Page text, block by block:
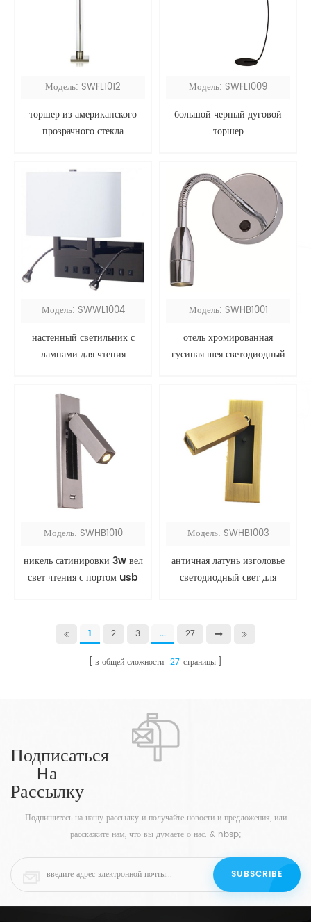
Модель: SWFL1012
торшер из американского
прозрачного стекла
Модель: SWFL1009
большой черный дуговой
торшер
Модель: SWWL1004
настенный светильник с
лампами для чтения
Модель: SWHB1001
отель хромированная
гусиная шея светодиодный
Модель: SWHB1010
никель сатинировки 3w вел
свет чтения с портом usb
Модель: SWHB1003
античная латунь изголовье
светодиодный свет для
1 2 3 ... 27
в общей сложности 27 страницы
Подписаться
На
Рассылку
Подпишитесь на нашу рассылку и получайте новости и предложения, или
расскажите нам, что вы думаете о нас. & nbsp;